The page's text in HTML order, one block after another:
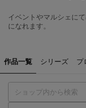
イベントやマルシェに
になれます。
作品一覧 シリーズ プ